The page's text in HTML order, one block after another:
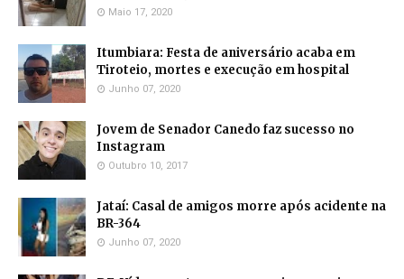
Maio 17, 2020
Itumbiara: Festa de aniversário acaba em
Tiroteio, mortes e execução em hospital
Junho 07, 2020
Jovem de Senador Canedo faz sucesso no
Instagram
Outubro 10, 2017
Jataí: Casal de amigos morre após acidente na
BR-364
Junho 07, 2020